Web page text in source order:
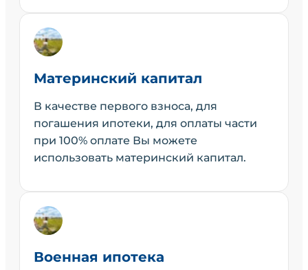
Материнский капитал
В качестве первого взноса, для
погашения ипотеки, для оплаты части
при 100% оплате Вы можете
использовать материнский капитал.
Военная ипотека